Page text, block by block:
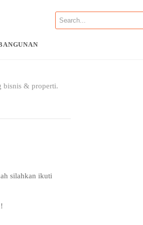
bisnis & properti.
silahkan ikuti